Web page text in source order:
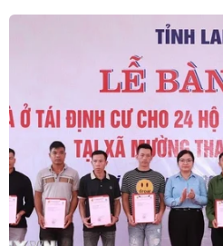
Nhật Bản-Mỹ xác nhận can
trường ngoại hối để hỗ trợ
03/08/2026 00:36
Australia hoàn thiện dự luật
nền tảng số trả phí cho báo
03/08/2026 00:25